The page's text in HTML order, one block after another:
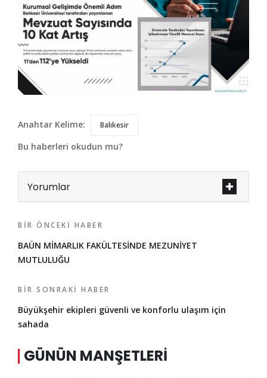
Anahtar Kelime: Balıkesir
Bu haberleri okudun mu?
Yorumlar
BIR ÖNCEKI HABER
BAÜN MİMARLIK FAKÜLTESİNDE MEZUNİYET
MUTLULUĞU
BIR SONRAKI HABER
Büyükşehir ekipleri güvenli ve konforlu ulaşım için
sahada
GÜNÜN MANŞETLERI